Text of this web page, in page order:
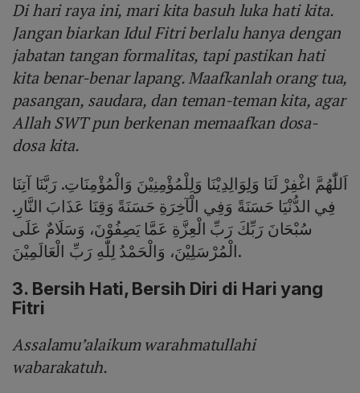
Di hari raya ini, mari kita basuh luka hati kita.
Jangan biarkan Idul Fitri berlalu hanya dengan
jabatan tangan formalitas, tapi pastikan hati
kita benar-benar lapang. Maafkanlah orang tua,
pasangan, saudara, dan teman-teman kita, agar
Allah SWT pun berkenan memaafkan dosa-
dosa kita.
اَللّٰهُمَّ اغْفِرْ لَنَا وَلِوَالِدِيْنَا وَلِلْمُؤْمِنِيْنَ وَالْمُؤْمِنَاتِ. رَبَّنَا آتِنَا
فِي الدُّنْيَا حَسَنَةً وَفِي الْآخِرَةِ حَسَنَةً وَقِنَا عَذَابَ النَّارِ.
سُبْحَانَ رَبِّكَ رَبِّ الْعِزَّةِ عَمَّا يَصِفُوْنَ، وَسَلَامٌ عَلَى
الْمُرْسَلِيْنَ، وَالْحَمْدُ لِلّٰهِ رَبِّ الْعَالَمِيْنَ.
3. Bersih Hati, Bersih Diri di Hari yang
Fitri
Assalamu’alaikum warahmatullahi
wabarakatuh.